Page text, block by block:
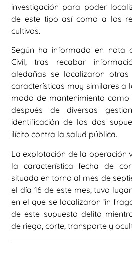
investigación para poder
de este tipo así como a los
cultivos.
Según ha informado en nota
Civil, tras recabar
aledañas se localizaron
características muy similares a
modo de mantenimiento
después de diversas
identificación de los dos
ilícito contra la salud pública.
La explotación de la operación
la característica fecha de
situada en torno al mes de
el día 16 de este mes, tuvo
en el que se localizaron ‘in
de este supuesto delito
de riego, corte, transporte y